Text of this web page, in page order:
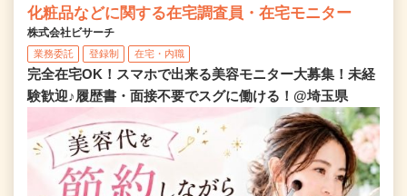
化粧品などに関する在宅調査員・在宅モニター
株式会社ビサーチ
業務委託 登録制 在宅・内職
完全在宅OK！スマホで出来る美容モニター大募集！未経
験歓迎♪履歴書・面接不要でスグに働ける！@埼玉県